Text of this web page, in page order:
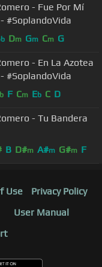
- Fue Por Mí
#SoplandoVida
b Dm Gm Cm G
- En La Azotea
#SoplandoVida
b F Cm Eb C D
- Tu Bandera
B D#m A#m G#m F
Use
Privacy Policy
User Manual